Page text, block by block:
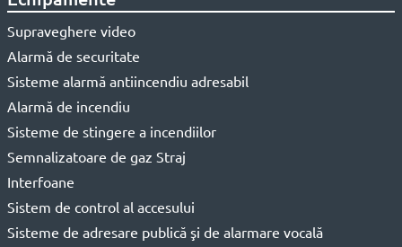
Supraveghere video
Alarmă de securitate
Sisteme alarmă antiincendiu adresabil
Alarmă de incendiu
Sisteme de stingere a incendiilor
Semnalizatoare de gaz Straj
Interfoane
Sistem de control al accesului
Sisteme de adresare publică şi de alarmare vocală